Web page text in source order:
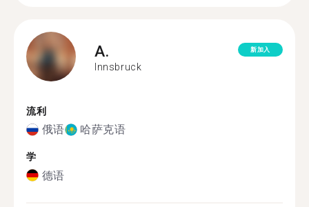
A.
Innsbruck
新加入
流利
俄语 哈萨克语
学
德语